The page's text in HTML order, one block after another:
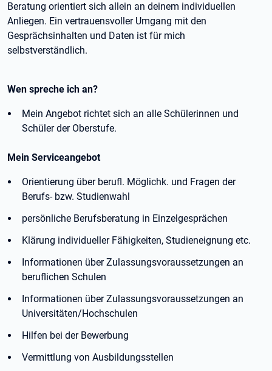
Beratung orientiert sich allein an deinem individuellen
Anliegen. Ein vertrauensvoller Umgang mit den
Gesprächsinhalten und Daten ist für mich
selbstverständlich.
Wen spreche ich an?
Mein Angebot richtet sich an alle Schülerinnen und
Schüler der Oberstufe.
Mein Serviceangebot
Orientierung über berufl. Möglichk. und Fragen der
Berufs- bzw. Studienwahl
persönliche Berufsberatung in Einzelgesprächen
Klärung individueller Fähigkeiten, Studieneignung etc.
Informationen über Zulassungsvoraussetzungen an
beruflichen Schulen
Informationen über Zulassungsvoraussetzungen an
Universitäten/Hochschulen
Hilfen bei der Bewerbung
Vermittlung von Ausbildungsstellen